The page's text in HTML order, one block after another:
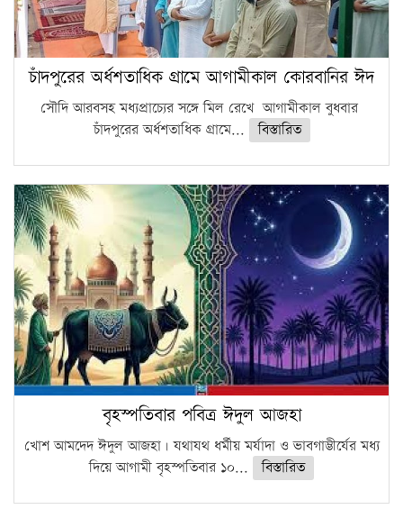
চাঁদপুরের অর্ধশতাধিক গ্রামে আগামীকাল কোরবানির ঈদ
সৌদি আরবসহ মধ্যপ্রাচ্যের সঙ্গে মিল রেখে আগামীকাল বুধবার
চাঁদপুরের অর্ধশতাধিক গ্রামে...
বিস্তারিত
বৃহস্পতিবার পবিত্র ঈদুল আজহা
খোশ আমদেদ ঈদুল আজহা। যথাযথ ধর্মীয় মর্যাদা ও ভাবগাম্ভীর্যের মধ্য
দিয়ে আগামী বৃহস্পতিবার ১০...
বিস্তারিত